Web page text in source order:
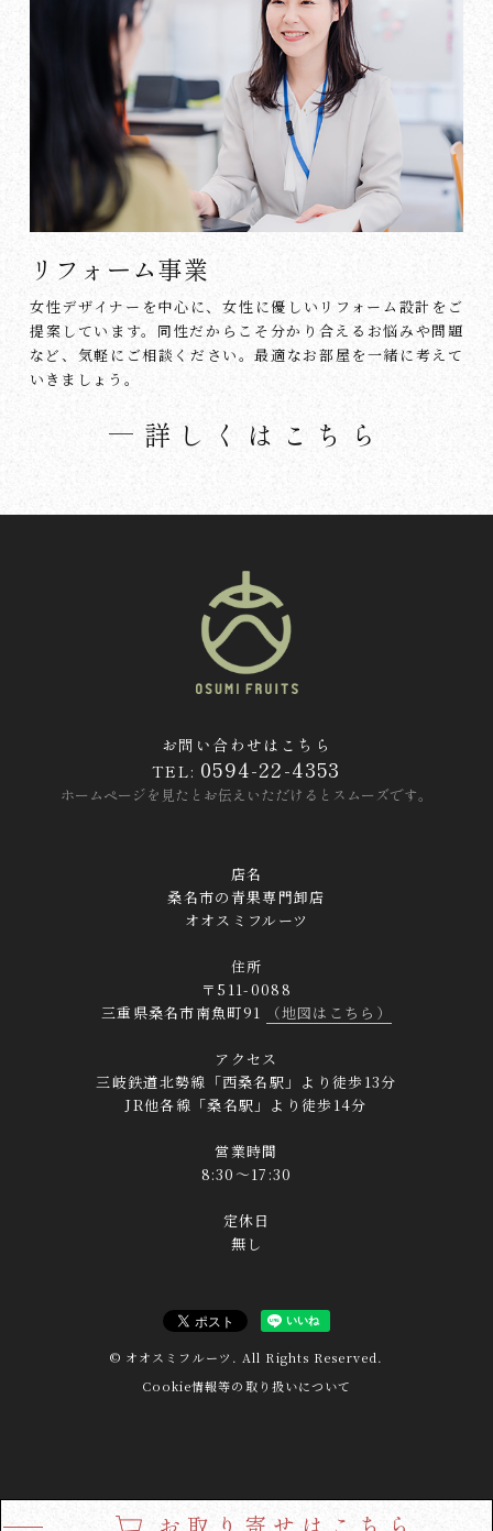
リフォーム事業
女性デザイナーを中心に、女性に優しいリフォーム設計をご
提案しています。同性だからこそ分かり合えるお悩みや問題
など、気軽にご相談ください。最適なお部屋を一緒に考えて
いきましょう。
詳しくはこちら
お問い合わせはこちら
TEL: 0594-22-4353
ホームページを見たとお伝えいただけるとスムーズです。
店名
桑名市の青果専門卸店
オオスミフルーツ
住所
〒511-0088
三重県桑名市南魚町91
（地図はこちら）
アクセス
三岐鉄道北勢線「西桑名駅」より徒歩13分
JR他各線「桑名駅」より徒歩14分
営業時間
8:30～17:30
定休日
無し
© オオスミフルーツ. All Rights Reserved.
Cookie情報等の取り扱いについて